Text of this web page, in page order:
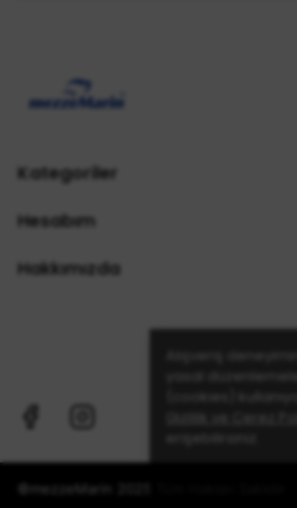
Kategoriler
Hesabım
Hakkımızda
©mezzeMarin 2025 Tüm Hakları Saklıdır